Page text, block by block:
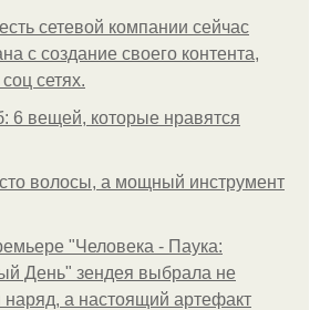
сетевой компании сейчас
с создание своего контента,
сетях.
6 вещей, которые нравятся
волосы, а мощный инструмент
"Человека - Паука:
День" зендея выбрала не
наряд, а настоящий артефакт